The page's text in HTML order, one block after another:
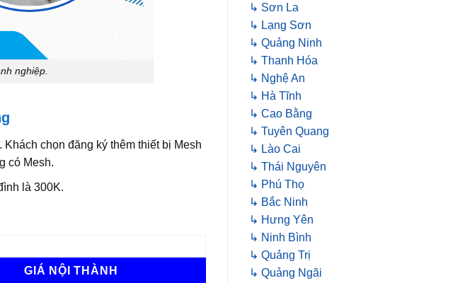
nghiệp.
chọn đăng ký thêm thiết bị Mesh
có Mesh.
là 300K.
GIÁ NỘI THÀNH
↳ Sơn La
↳ Lạng Sơn
↳ Quảng Ninh
↳ Thanh Hóa
↳ Nghệ An
↳ Hà Tĩnh
↳ Cao Bằng
↳ Tuyên Quang
↳ Lào Cai
↳ Thái Nguyên
↳ Phú Thọ
↳ Bắc Ninh
↳ Hưng Yên
↳ Ninh Bình
↳ Quảng Trị
↳ Quảng Ngãi